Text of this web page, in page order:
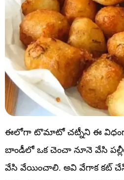
ఈలోగా టొమాటో చట్నీని ఈ విధంగా
బాండీలో ఒక చెంచా నూనె వేసి
వేసి వేయించాలి. అవి వేగాక కట్